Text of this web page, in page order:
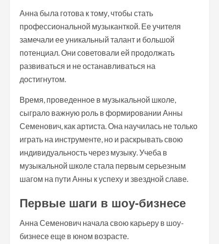
Анна была готова к тому, чтобы стать
профессиональной музыканткой. Ее учителя
замечали ее уникальный талант и большой
потенциал. Они советовали ей продолжать
развиваться и не останавливаться на
достигнутом.
Время, проведенное в музыкальной школе,
сыграло важную роль в формировании Анны
Семенович, как артиста. Она научилась не только
играть на инструменте, но и раскрывать свою
индивидуальность через музыку. Учеба в
музыкальной школе стала первым серьезным
шагом на пути Анны к успеху и звездной славе.
Первые шаги в шоу-бизнесе
Анна Семенович начала свою карьеру в шоу-
бизнесе еще в юном возрасте.